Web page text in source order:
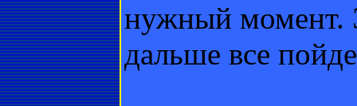
нужный момент.
дальше все